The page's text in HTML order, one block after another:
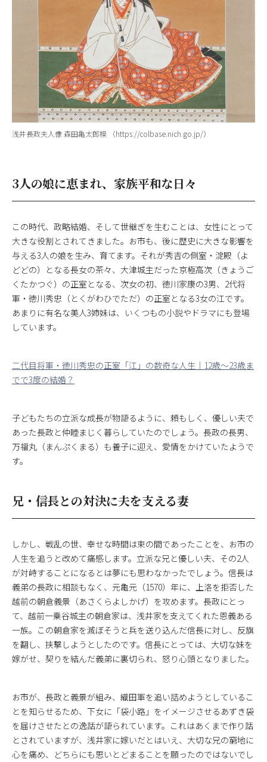
浅井長政夫人像 森田亀太郎模 （https://colbase.nich.go.jp/）
3人の娘に恵まれ、家族平和な日々
この時代、政略結婚、そして世継ぎを生むことは、女性にとって
大きな役割とされてきました。お市も、後に歴史に大きな影響を
与える3人の娘を生み、育てます。それが秀吉の側室・淀殿（よ
どどの）となる長女の茶々、大津城主だった京極高次（きょうご
くたかつぐ）の正室となる、次女の初、徳川家康の3男、2代将
軍・徳川秀忠（とくがわひでただ）の正室となる3女の江です。
あまりに有名な美人3姉妹は、いくつもの小説やドラマにも登場
しています。
二代目将軍・徳川秀忠の正室「江」の数奇な人生｜12歳〜23歳ま
でで3度の結婚？
子どもたちの立派な成長が物語るように、頼もしく、優しい夫で
あった長政と仲睦まじく暮らしていたのでしょう。長政の長男、
万福丸（まんぷくまる）も養子に迎え、愛情をかけていたようで
す。
兄・信長との対決に夫を支える妻
しかし、戦乱の世、幸せな時間は束の間であったことを、お市の
人生を追うと改めて痛感します。立派な兄と優しい夫、その2人
が対峙することになるとは夢にも思わなかったでしょう。信長は
義弟の長政に相談もなく、元亀元（1570）年に、上洛を拒否した
越前の朝倉義景（あさくらよしかげ）を攻めます。長政にとっ
て、越前一乗谷城主の朝倉家は、浅井家を支えてくれた恩義ある
一族。この朝倉家を滅ぼそうと兵を送り込んだ信長に対し、反旗
を翻し、挟撃しようとしたのです。信長にとっては、大切な妹を
嫁がせ、契りを結んだ義弟に裏切られ、怒り心頭となりました。
お市が、長政と義景が組み、織田軍を追い詰めようとしているこ
とを知らせるため、下女に「袋小路」をイメージさせるあずき袋
を届けさせたとの逸話が語られています。これはあくまで作り話
とされていますが、浅井家に嫁いだとはいえ、大切な兄の窮地に
心を痛め、どちらにも思いとどまることを願ったのではないでし